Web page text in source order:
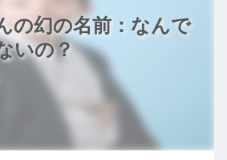
の幻の名前：なんで
いの？